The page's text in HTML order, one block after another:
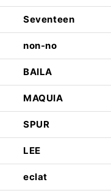
Seventeen
non-no
BAILA
MAQUIA
SPUR
LEE
eclat